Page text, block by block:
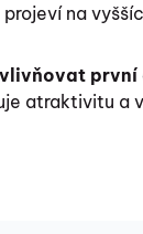
projeví na
první
atraktivitu a